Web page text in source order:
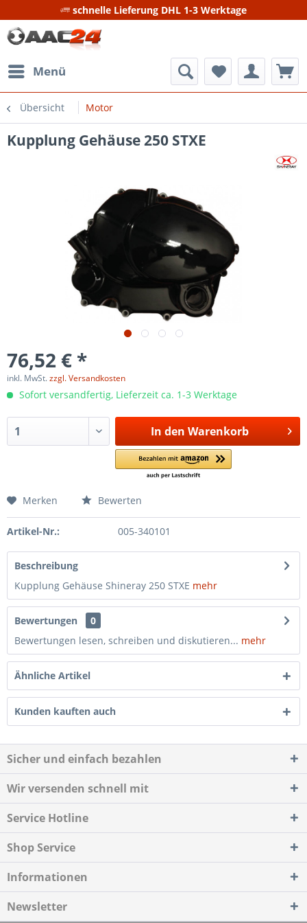
schnelle Lieferung DHL 1-3 Werktage
Menü
Übersicht Motor
Kupplung Gehäuse 250 STXE
76,52 € *
inkl. MwSt.zzgl. Versandkosten
Sofort versandfertig, Lieferzeit ca. 1-3 Werktage
In den Warenkorb
Merken Bewerten
Artikel-Nr.: 005-340101
Beschreibung
Kupplung Gehäuse Shineray 250 STXE mehr
Bewertungen
0
Bewertungen lesen, schreiben und diskutieren... mehr
Ähnliche Artikel
Kunden kauften auch
Sicher und einfach bezahlen
Wir versenden schnell mit
Service Hotline
Shop Service
Informationen
Newsletter